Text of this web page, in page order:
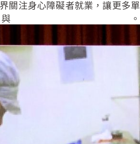
關注身心障礙者就業，讓更多單
。